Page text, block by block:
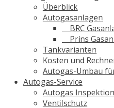
Überblick
Autogasanlagen
BRC
Prins
Tankvarianten
Kosten und
Autogas-Umbau
Autogas-Service
Autogas Inspektion
Ventilschutz